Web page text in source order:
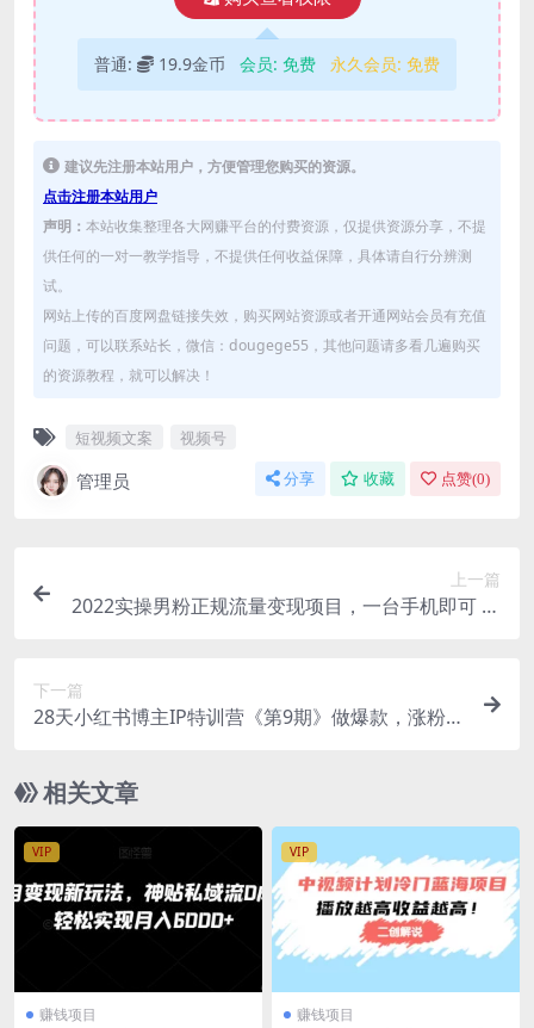
普通: 19.9金币 会员: 免费 永久会员: 免费
建议先注册本站用户，方便管理您购买的资源。
点击注册本站用户
声明： 本站收集整理各大网赚平台的付费资源，仅提供资源分享，不提
供任何的一对一教学指导，不提供任何收益保障，具体请自行分辨测
试。
网站上传的百度网盘链接失效，购买网站资源或者开通网站会员有充值
问题，可以联系站长，微信：dougege55，其他问题请多看几遍购买
的资源教程，就可以解决！
短视频文案 视频号
管理员 分享 收藏 点赞(0)
上一篇
2022实操男粉正规流量变现项目，一台手机即可 当
下一篇
28天小红书博主IP特训营《第9期》做爆款，涨粉变
相关文章
VIP
赚钱项目
VIP
赚钱项目